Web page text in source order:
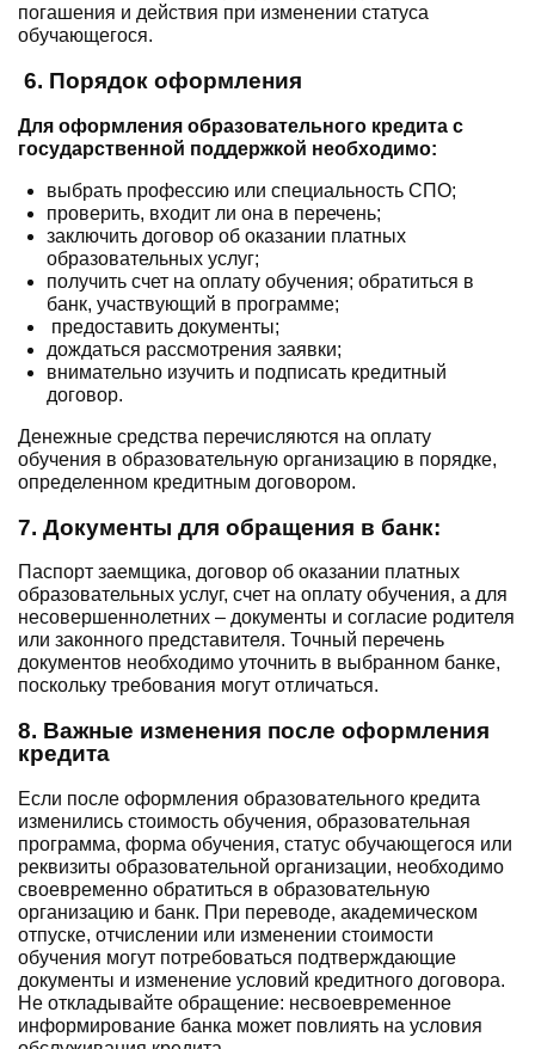
погашения и действия при изменении статуса
обучающегося.
6. Порядок оформления
Для оформления образовательного кредита с
государственной поддержкой необходимо:
выбрать профессию или специальность СПО;
проверить, входит ли она в перечень;
заключить договор об оказании платных
образовательных услуг;
получить счет на оплату обучения; обратиться в
банк, участвующий в программе;
предоставить документы;
дождаться рассмотрения заявки;
внимательно изучить и подписать кредитный
договор.
Денежные средства перечисляются на оплату
обучения в образовательную организацию в порядке,
определенном кредитным договором.
7. Документы для обращения в банк:
Паспорт заемщика, договор об оказании платных
образовательных услуг, счет на оплату обучения, а для
несовершеннолетних – документы и согласие родителя
или законного представителя. Точный перечень
документов необходимо уточнить в выбранном банке,
поскольку требования могут отличаться.
8. Важные изменения после оформления
кредита
Если после оформления образовательного кредита
изменились стоимость обучения, образовательная
программа, форма обучения, статус обучающегося или
реквизиты образовательной организации, необходимо
своевременно обратиться в образовательную
организацию и банк. При переводе, академическом
отпуске, отчислении или изменении стоимости
обучения могут потребоваться подтверждающие
документы и изменение условий кредитного договора.
Не откладывайте обращение: несвоевременное
информирование банка может повлиять на условия